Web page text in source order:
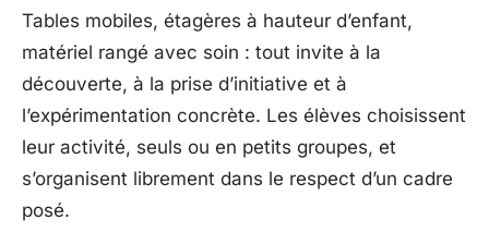
Tables mobiles, étagères à hauteur d’enfant,
matériel rangé avec soin : tout invite à la
découverte, à la prise d’initiative et à
l’expérimentation concrète. Les élèves choisissent
leur activité, seuls ou en petits groupes, et
s’organisent librement dans le respect d’un cadre
posé.